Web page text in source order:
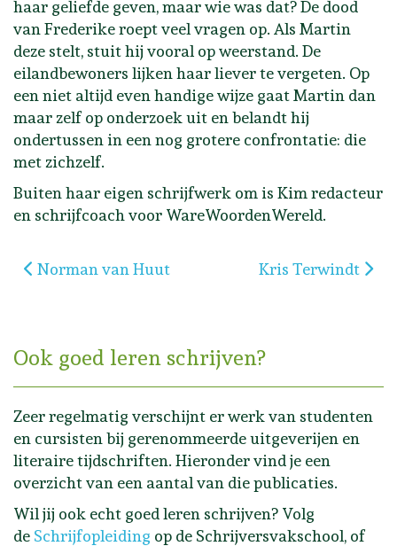
haar geliefde geven, maar wie was dat? De dood
van Frederike roept veel vragen op. Als Martin
deze stelt, stuit hij vooral op weerstand. De
eilandbewoners lijken haar liever te vergeten. Op
een niet altijd even handige wijze gaat Martin dan
maar zelf op onderzoek uit en belandt hij
ondertussen in een nog grotere confrontatie: die
met zichzelf.
Buiten haar eigen schrijfwerk om is Kim redacteur
en schrijfcoach voor WareWoordenWereld.
Vorig artikel: Norman van Huut
Norman van Huut Volgende artikel:
Kris Terwindt
Ook goed leren schrijven?
Zeer regelmatig verschijnt er werk van studenten
en cursisten bij gerenommeerde uitgeverijen en
literaire tijdschriften. Hieronder vind je een
overzicht van een aantal van die publicaties.
Wil jij ook echt goed leren schrijven? Volg
de Schrijfopleiding op de Schrijversvakschool, of